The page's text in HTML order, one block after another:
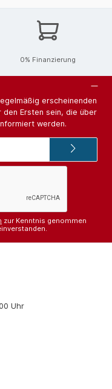
0% Finanzierung
erscheinenden
Ersten sein, die über
werden.
zur Kenntnis genommen
Uhr